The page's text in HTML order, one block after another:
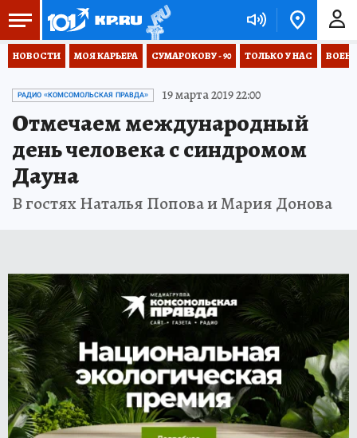
НОВОСТИ МОЯ КАРЬЕРА СУМАРОКОВУ - 90 ТОЛЬКО У НАС
РАДИО «КОМСОМОЛЬСКАЯ ПРАВДА» 19 марта 2019 22:00
Отмечаем международный
день человека с синдромом
Дауна
В гостях Наталья Попова и Мария Донова